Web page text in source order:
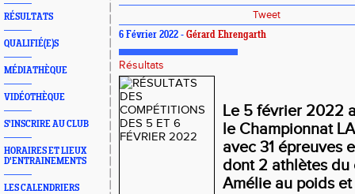
RÉSULTATS
QUALIFIÉ(E)S
MÉDIATHÈQUE
VIDÉOTHÈQUE
S'INSCRIRE AU CLUB
HORAIRES ET LIEUX
D'ENTRAINEMENTS
LES CALENDRIERS
Tweet
6 Février 2022 - Gérard Ehrengarth
Résultats
Le 5 février 2022
le Championnat
avec 31 épreuves
dont 2 athlètes du
Amélie au poids